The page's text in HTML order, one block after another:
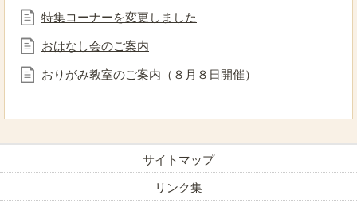
特集コーナーを変更しました
おはなし会のご案内
おりがみ教室のご案内（８月８日開催）
サイトマップ
リンク集